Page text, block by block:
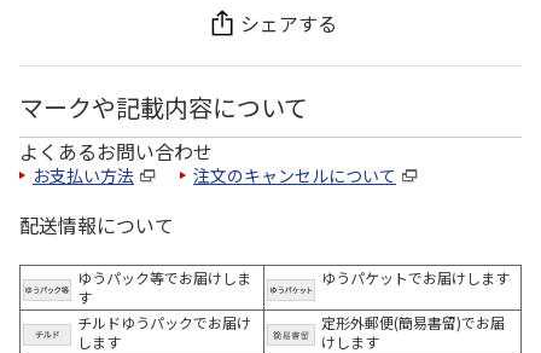
シェアする
マークや記載内容について
よくあるお問い合わせ
お支払い方法 注文のキャンセルについて
配送情報について
ゆうパック等でお届けしま
す
ゆうパケットでお届けします
チルドゆうパックでお届け
します
定形外郵便(簡易書留)でお届
けします